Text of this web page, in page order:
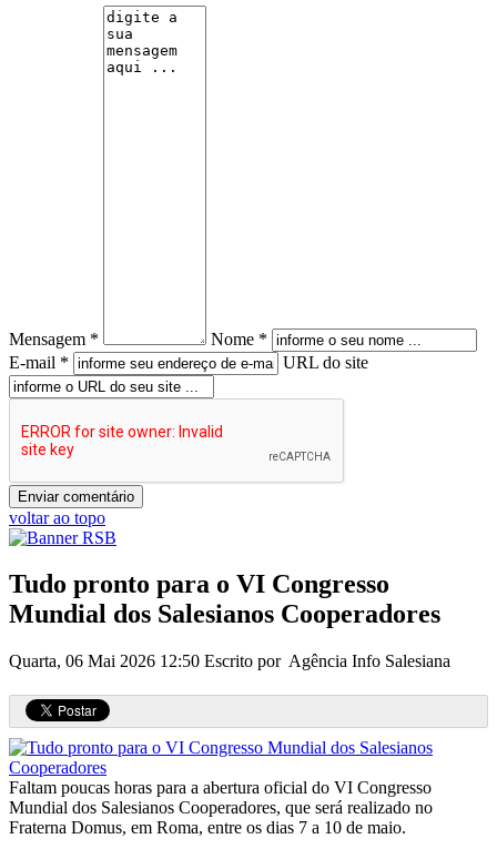
Mensagem *
Nome *
E-mail *
URL do site
voltar ao topo
Tudo pronto para o VI Congresso
Mundial dos Salesianos Cooperadores
Quarta, 06 Mai 2026 12:50 Escrito por Agência Info Salesiana
Faltam poucas horas para a abertura oficial do VI Congresso
Mundial dos Salesianos Cooperadores, que será realizado no
Fraterna Domus, em Roma, entre os dias 7 a 10 de maio.